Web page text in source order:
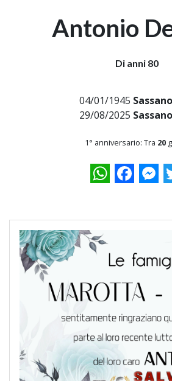
Antonio
Di anni 80
04/01/1945
29/08/2025
1° anniversario: Tra 20
WhatsAppFacebook